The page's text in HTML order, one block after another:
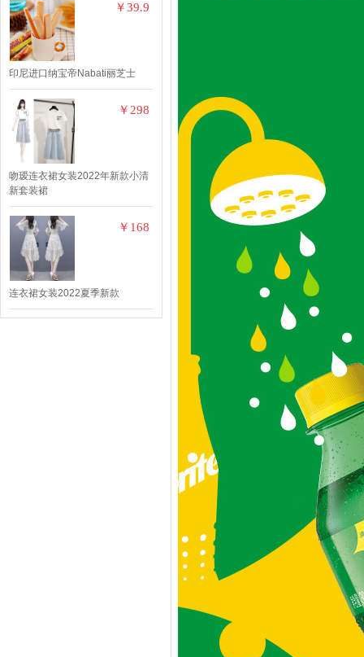
￥39.9
印尼进口纳宝帝Nabati丽芝士
￥298
吻瑷连衣裙女装2022年新款小清
新套装裙
￥168
连衣裙女装2022夏季新款